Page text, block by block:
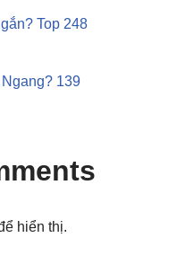
Top 248
139
hiển thị.